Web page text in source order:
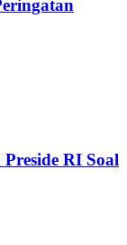
RI Soal